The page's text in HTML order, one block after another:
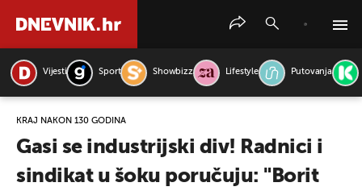
Vijesti Sport Showbizz Lifestyle Putovanja
KRAJ NAKON 130 GODINA
Gasi se industrijski div! Radnici i
sindikat u šoku poručuju: "Borit
PRETRAŽITE VIJESTI